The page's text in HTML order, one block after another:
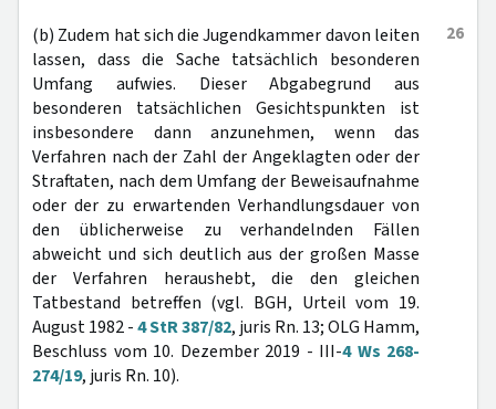
26
(b) Zudem hat sich die Jugendkammer davon leiten
lassen, dass die Sache tatsächlich besonderen
Umfang aufwies. Dieser Abgabegrund aus
besonderen tatsächlichen Gesichtspunkten ist
insbesondere dann anzunehmen, wenn das
Verfahren nach der Zahl der Angeklagten oder der
Straftaten, nach dem Umfang der Beweisaufnahme
oder der zu erwartenden Verhandlungsdauer von
den üblicherweise zu verhandelnden Fällen
abweicht und sich deutlich aus der großen Masse
der Verfahren heraushebt, die den gleichen
Tatbestand betreffen (vgl. BGH, Urteil vom 19.
August 1982 -4 StR 387/82, juris Rn. 13; OLG Hamm,
Beschluss vom 10. Dezember 2019 - III-4 Ws 268-
274/19, juris Rn. 10).